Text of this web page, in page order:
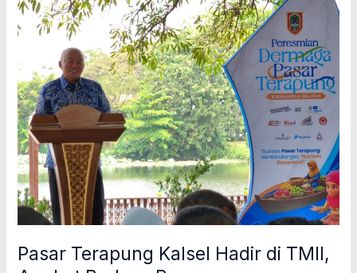
Pasar Terapung Kalsel Hadir di TMII,
Terapung
Kalsel
di
TMII,
Angkat
Budaya
Banua